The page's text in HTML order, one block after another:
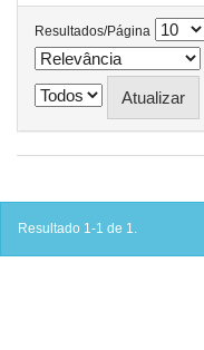
Resultados/Página
Resultado 1-1 de 1.